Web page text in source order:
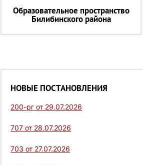
Образовательное пространство
Билибинского района
НОВЫЕ ПОСТАНОВЛЕНИЯ
200-рг от 29.07.2026
707 от 28.07.2026
703 от 27.07.2026